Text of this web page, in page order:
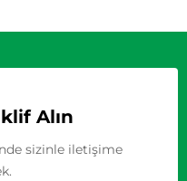
Alın
sizinle iletişime